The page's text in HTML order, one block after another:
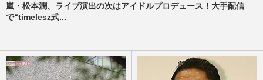
嵐・松本潤、ライブ演出の次はアイドルプロデュース！大手配信
で“timelesz式...